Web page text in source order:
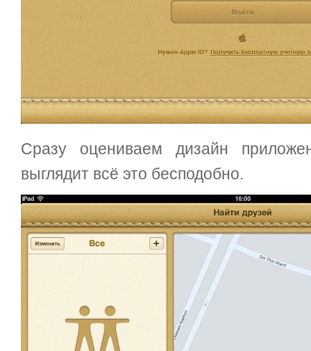
Сразу оцениваем дизайн
выглядит всё это бесподобно.